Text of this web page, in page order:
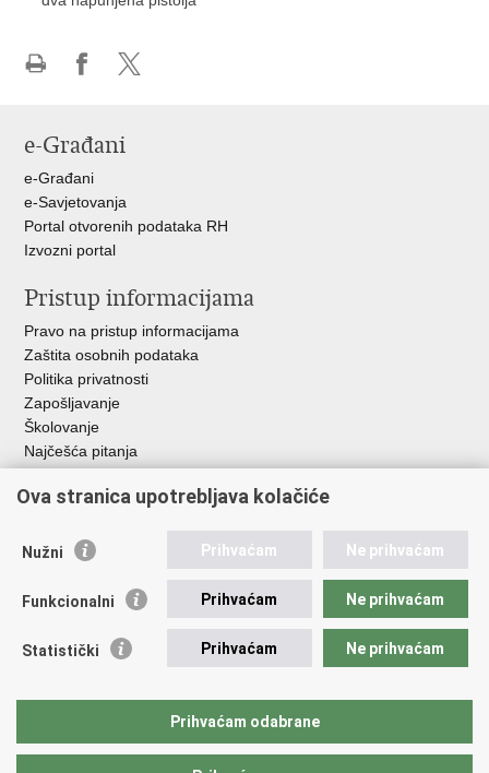
Facebooku
X-
e-Građani
e-Građani
e-Savjetovanja
Portal otvorenih podataka RH
Izvozni portal
Pristup informacijama
Pravo na pristup informacijama
Zaštita osobnih podataka
Politika privatnosti
Zapošljavanje
Školovanje
Najčešća pitanja
Važne poveznice
EMN Nacionalna kontaktna točka za Republiku Hrvatsku
Policijska akademija
Zaklada policijske solidarnosti
Udruge
Ova stranica upotrebljava kolačiće
Nužni Prihvaćam Ne prihvaćam
Funkcionalni Prihvaćam Ne prihvaćam
Statistički Prihvaćam Ne prihvaćam
Prihvaćam odabrane